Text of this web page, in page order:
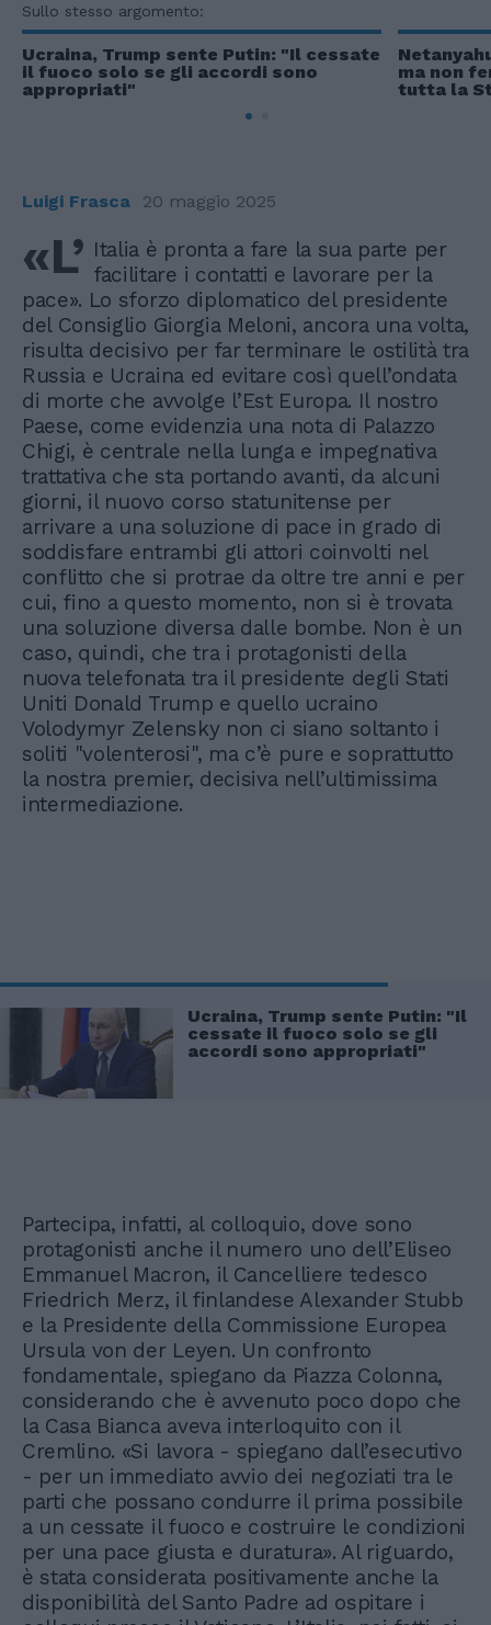
Sullo stesso argomento:
Ucraina, Trump sente Putin: "Il cessate
il fuoco solo se gli accordi sono
appropriati"
ma non
tutta la
Luigi Frasca 20 maggio 2025
«L’ Italia è pronta a fare la sua parte per
facilitare i contatti e lavorare per la
pace». Lo sforzo diplomatico del presidente
del Consiglio Giorgia Meloni, ancora una volta,
risulta decisivo per far terminare le ostilità tra
Russia e Ucraina ed evitare così quell’ondata
di morte che avvolge l’Est Europa. Il nostro
Paese, come evidenzia una nota di Palazzo
Chigi, è centrale nella lunga e impegnativa
trattativa che sta portando avanti, da alcuni
giorni, il nuovo corso statunitense per
arrivare a una soluzione di pace in grado di
soddisfare entrambi gli attori coinvolti nel
conflitto che si protrae da oltre tre anni e per
cui, fino a questo momento, non si è trovata
una soluzione diversa dalle bombe. Non è un
caso, quindi, che tra i protagonisti della
nuova telefonata tra il presidente degli Stati
Uniti Donald Trump e quello ucraino
Volodymyr Zelensky non ci siano soltanto i
soliti "volenterosi", ma c’è pure e soprattutto
la nostra premier, decisiva nell’ultimissima
intermediazione.
Ucraina, Trump sente Putin: "Il
cessate il fuoco solo se gli
accordi sono appropriati"
Partecipa, infatti, al colloquio, dove sono
protagonisti anche il numero uno dell’Eliseo
Emmanuel Macron, il Cancelliere tedesco
Friedrich Merz, il finlandese Alexander Stubb
e la Presidente della Commissione Europea
Ursula von der Leyen. Un confronto
fondamentale, spiegano da Piazza Colonna,
considerando che è avvenuto poco dopo che
la Casa Bianca aveva interloquito con il
Cremlino. «Si lavora - spiegano dall’esecutivo
- per un immediato avvio dei negoziati tra le
parti che possano condurre il prima possibile
a un cessate il fuoco e costruire le condizioni
per una pace giusta e duratura». Al riguardo,
è stata considerata positivamente anche la
disponibilità del Santo Padre ad ospitare i